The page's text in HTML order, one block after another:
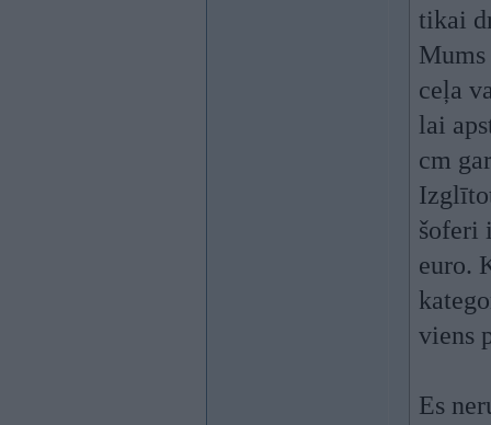
tikai
ceļa
lai
cm
šoferi
euro.
viens
Es